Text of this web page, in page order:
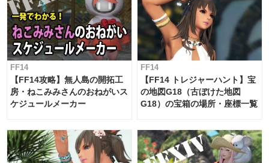
FF14
【FF14攻略】無人島の開拓工
房・ねこみみさんのおねがいス
ケジュールメーカー
FF14
【FF14 トレジャーハント】宝
の地図G18（古ぼけた地図
G18）の宝箱の場所・座標一覧